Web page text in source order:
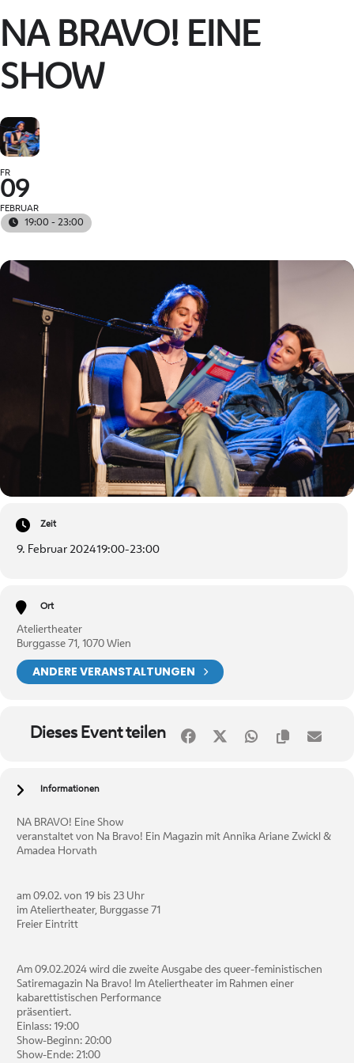
NA BRAVO! EINE
SHOW
FR
09
FEBRUAR
19:00 - 23:00
Zeit
9. Februar 202419:00-23:00
Ort
Ateliertheater
Burggasse 71, 1070 Wien
ANDERE VERANSTALTUNGEN
Dieses Event teilen
Informationen
NA BRAVO! Eine Show
veranstaltet von Na Bravo! Ein Magazin mit Annika Ariane Zwickl &
Amadea Horvath
am 09.02. von 19 bis 23 Uhr
im Ateliertheater, Burggasse 71
Freier Eintritt
Am 09.02.2024 wird die zweite Ausgabe des queer-feministischen
Satiremagazin Na Bravo! Im Ateliertheater im Rahmen einer
kabarettistischen Performance
präsentiert.
Einlass: 19:00
Show-Beginn: 20:00
Show-Ende: 21:00